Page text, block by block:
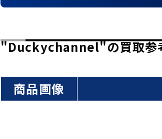
"Duckychannel"の買取参
商品画像